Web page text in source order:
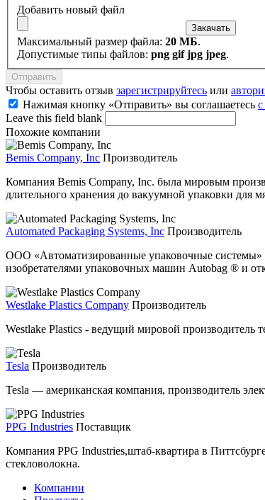
Добавить новый файл
Максимальный размер файла: 20 МБ.
Допустимые типы файлов: png gif jpg jpeg.
Чтобы оставить отзыв зарегистрируйтесь или
Нажимая кнопку «Отправить» вы соглашаетесь
Leave this field blank
Похожие компании
Bemis Company, Inc Производитель
Компания Bemis Company, Inc. была мировым
длительного хранения до вакуумной упаковки для
Automated Packaging Systems, Inc Производитель
ООО «Автоматизированные упаковочные системы»
изобретателями упаковочных машин Autobag ® и
Westlake Plastics Company Производитель
Westlake Plastics - ведущий мировой производитель
Tesla Производитель
Tesla — американская компания, производитель
PPG Industries Поставщик
Компания PPG Industries,штаб-квартира в
стекловолокна.
Компании